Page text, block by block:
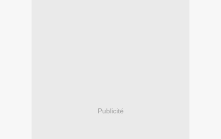
Publicité